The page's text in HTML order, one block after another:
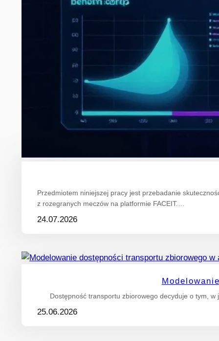
Przedmiotem niniejszej pracy jest przebadanie
z rozegranych meczów na platformie FACEIT.…
24.07.2026
Dostępność transportu zbiorowego decyduje o tym,
25.06.2026